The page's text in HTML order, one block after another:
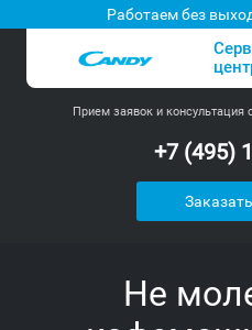
Работаем без
Прием заявок и консультация
+7 (495)
Не